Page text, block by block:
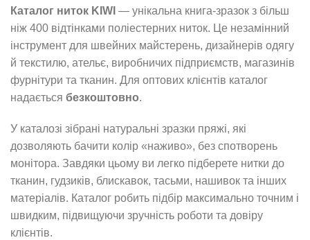
Каталог ниток KIWI — унікальна книга-зразок з більш
ніж 400 відтінками поліестерних ниток. Це незамінний
інструмент для швейних майстерень, дизайнерів одягу
й текстилю, ательє, виробничих підприємств, магазинів
фурнітури та тканин. Для оптових клієнтів каталог
надається безкоштовно.
У каталозі зібрані натуральні зразки пряжі, які
дозволяють бачити колір «наживо», без спотворень
монітора. Завдяки цьому ви легко підберете нитки до
тканин, гудзиків, блискавок, тасьми, нашивок та інших
матеріалів. Каталог робить підбір максимально точним і
швидким, підвищуючи зручність роботи та довіру
клієнтів.